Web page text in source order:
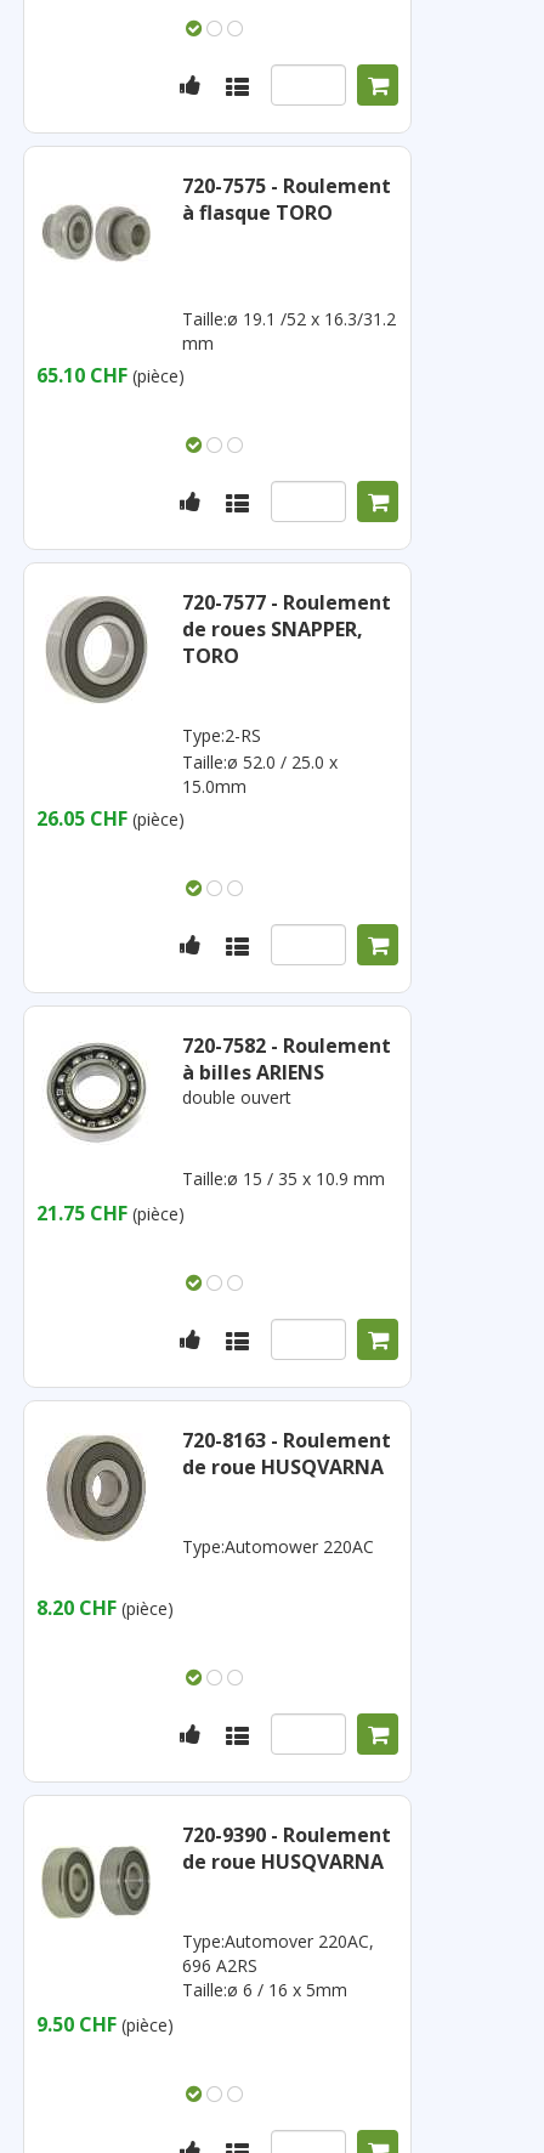
720-7575 - Roulement
à flasque TORO
Taille:ø 19.1 /52 x 16.3/31.2
mm
65.10 CHF (pièce)
720-7577 - Roulement
de roues SNAPPER,
TORO
Type:2-RS
Taille:ø 52.0 / 25.0 x
15.0mm
26.05 CHF (pièce)
720-7582 - Roulement
à billes ARIENS
double ouvert
Taille:ø 15 / 35 x 10.9 mm
21.75 CHF (pièce)
720-8163 - Roulement
de roue HUSQVARNA
Type:Automower 220AC
8.20 CHF (pièce)
720-9390 - Roulement
de roue HUSQVARNA
Type:Automover 220AC,
696 A2RS
Taille:ø 6 / 16 x 5mm
9.50 CHF (pièce)